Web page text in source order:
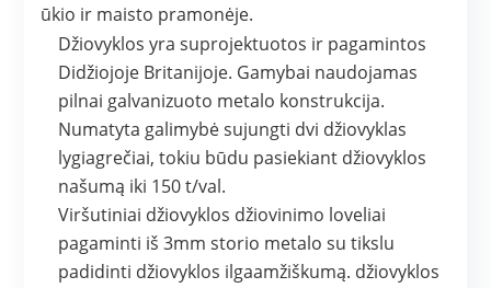
ūkio ir maisto pramonėje.
Džiovyklos yra suprojektuotos ir pagamintos
Didžiojoje Britanijoje. Gamybai naudojamas
pilnai galvanizuoto metalo konstrukcija.
Numatyta galimybė sujungti dvi džiovyklas
lygiagrečiai, tokiu būdu pasiekiant džiovyklos
našumą iki 150 t/val.
Viršutiniai džiovyklos džiovinimo loveliai
pagaminti iš 3mm storio metalo su tikslu
padidinti džiovyklos ilgaamžiškumą. džiovyklos